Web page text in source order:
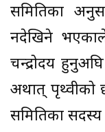
समितिका
नदेखिने
चन्द्रोदय
अर्थात्
समितिका सदस्य